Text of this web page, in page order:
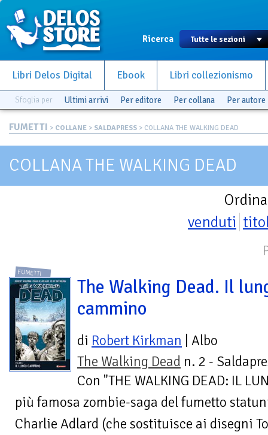
Ricerca
Libri Delos Digital Ebook Libri collezionismo
Sfoglia per Ultimi arrivi Per editore Per collana Per autore
FUMETTI > COLLANE > SALDAPRESS > COLLANA THE WALKING DEAD
COLLANA THE WALKING DEAD
venduti
FUMETTI
The Walking Dead. Il
cammino
di Robert Kirkman | Albo
The Walking Dead n. 2 -
Con "THE WALKING DEAD: IL
più famosa zombie-saga del fumetto
Charlie Adlard (che sostituisce ai disegni